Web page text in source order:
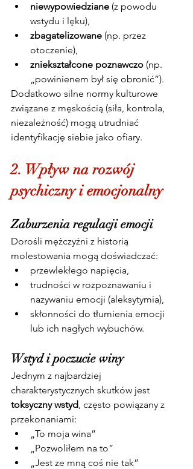
niewypowiedziane (z powodu
wstydu i lęku),
zbagatelizowane (np. przez
otoczenie),
zniekształcone poznawczo (np.
„powinienem był się obronić”).
Dodatkowo silne normy kulturowe
związane z męskością (siła, kontrola,
niezależność) mogą utrudniać
identyfikację siebie jako ofiary.
2. Wpływ na rozwój
psychiczny i emocjonalny
Zaburzenia regulacji emocji
Dorośli mężczyźni z historią
molestowania mogą doświadczać:
przewlekłego napięcia,
trudności w rozpoznawaniu i
nazywaniu emocji (aleksytymia),
skłonności do tłumienia emocji
lub ich nagłych wybuchów.
Wstyd i poczucie winy
Jednym z najbardziej
charakterystycznych skutków jest
toksyczny wstyd, często powiązany z
przekonaniami:
„To moja wina”
„Pozwoliłem na to”
„Jest ze mną coś nie tak”